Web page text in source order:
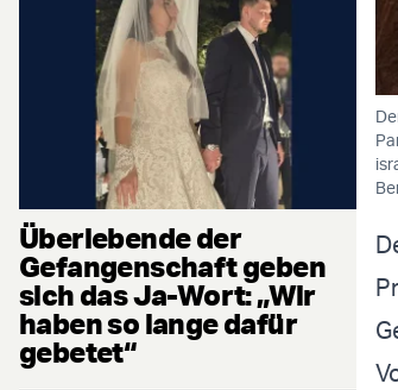
Überlebende der
Gefangenschaft geben
sich das Ja-Wort: „Wir
haben so lange dafür
gebetet“